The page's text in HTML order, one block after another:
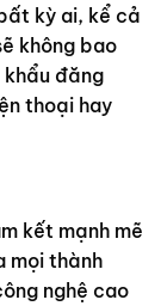
kỳ ai, kể cả
không bao
đăng
thoại hay
kết mạnh mẽ
mọi thành
nghệ cao